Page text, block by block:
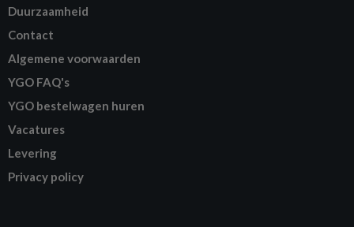
Duurzaamheid
Contact
Algemene voorwaarden
YGO FAQ's
YGO bestelwagen huren
Vacatures
Levering
Privacy policy